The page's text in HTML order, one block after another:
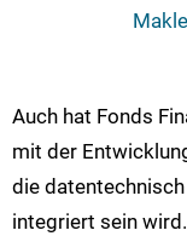
Auch hat Fonds
mit der
die
integriert sein